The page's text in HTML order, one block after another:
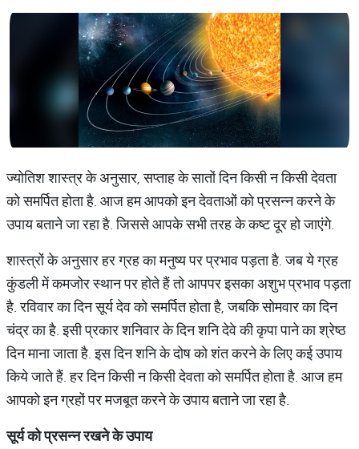
ज्योतिश शास्त्र के अनुसार, सप्ताह के सातों दिन किसी न किसी देवता
को समर्पित होता है. आज हम आपको इन देवताओं को प्रसन्न करने के
उपाय बताने जा रहा है. जिससे आपके सभी तरह के कष्ट दूर हो जाएंगे.
शास्त्रों के अनुसार हर ग्रह का मनुष्य पर प्रभाव पड़ता है. जब ये ग्रह
कुंडली में कमजोर स्थान पर होते हैं तो आपपर इसका अशुभ प्रभाव पड़ता
है. रविवार का दिन सूर्य देव को समर्पित होता है, जबकि सोमवार का दिन
चंद्र का है. इसी प्रकार शनिवार के दिन शनि देवे की कृपा पाने का श्रेष्ठ
दिन माना जाता है. इस दिन शनि के दोष को शंत करने के लिए कई उपाय
किये जाते हैं. हर दिन किसी न किसी देवता को समर्पित होता है. आज हम
आपको इन ग्रहों पर मजबूत करने के उपाय बताने जा रहा है.
सूर्य को प्रसन्न रखने के उपाय